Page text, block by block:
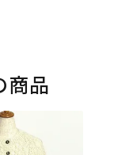
商品